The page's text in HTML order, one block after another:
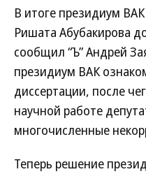
В итоге президиум
Ришата Абубакирова
сообщил “Ъ” Андрей
президиум ВАК
диссертации, после
научной работе
многочисленные
Теперь решение